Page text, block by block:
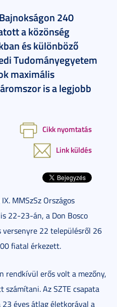
240
a közönség
és különböző
Tudományegyetem
maximális
is a legjobb
Cikk nyomtatás
Link küldés
MMSzSz Országos
22-23-án, a Don Bosco
versenyre 22 településről 26
fiatal érkezett.
rendkívül erős volt a mezőny,
Az SZTE csapata
éves átlag életkorával a